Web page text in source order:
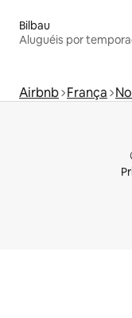
Bilbau
Aluguéis por
Airbnb França